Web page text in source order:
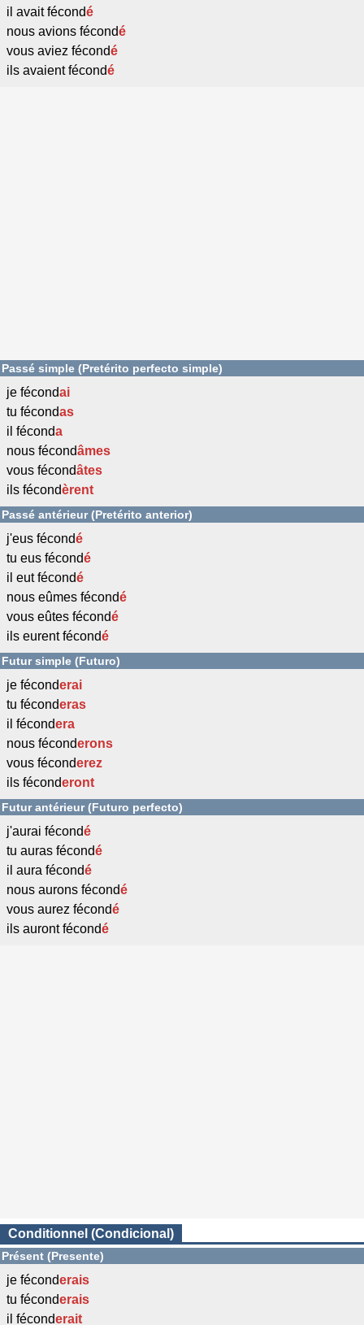
il avait fécondé
nous avions fécondé
vous aviez fécondé
ils avaient fécondé
Passé simple (Pretérito perfecto simple)
je fécondai
tu fécondas
il féconda
nous fécondâmes
vous fécondâtes
ils fécondèrent
Passé antérieur (Pretérito anterior)
j'eus fécondé
tu eus fécondé
il eut fécondé
nous eûmes fécondé
vous eûtes fécondé
ils eurent fécondé
Futur simple (Futuro)
je féconderai
tu féconderas
il fécondera
nous féconderons
vous féconderez
ils féconderont
Futur antérieur (Futuro perfecto)
j'aurai fécondé
tu auras fécondé
il aura fécondé
nous aurons fécondé
vous aurez fécondé
ils auront fécondé
Conditionnel (Condicional)
Présent (Presente)
je féconderais
tu féconderais
il féconderait